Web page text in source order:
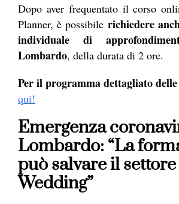
Dopo aver frequentato il corso
Planner, è possibile richiedere
individuale di
Lombardo, della durata di 2 ore.
Per il programma dettagliato
qui!
Emergenza
Lombardo: “La
può salvare il
Wedding”